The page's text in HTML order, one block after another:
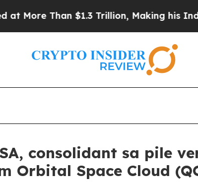
Trillion, Making his Individual
consolidant sa pile
Orbital Space Cloud